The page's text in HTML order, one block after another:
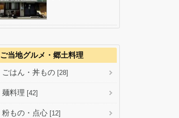
ご当地グルメ・郷土料理
ごはん・丼もの [28]
麺料理 [42]
粉もの・点心 [12]